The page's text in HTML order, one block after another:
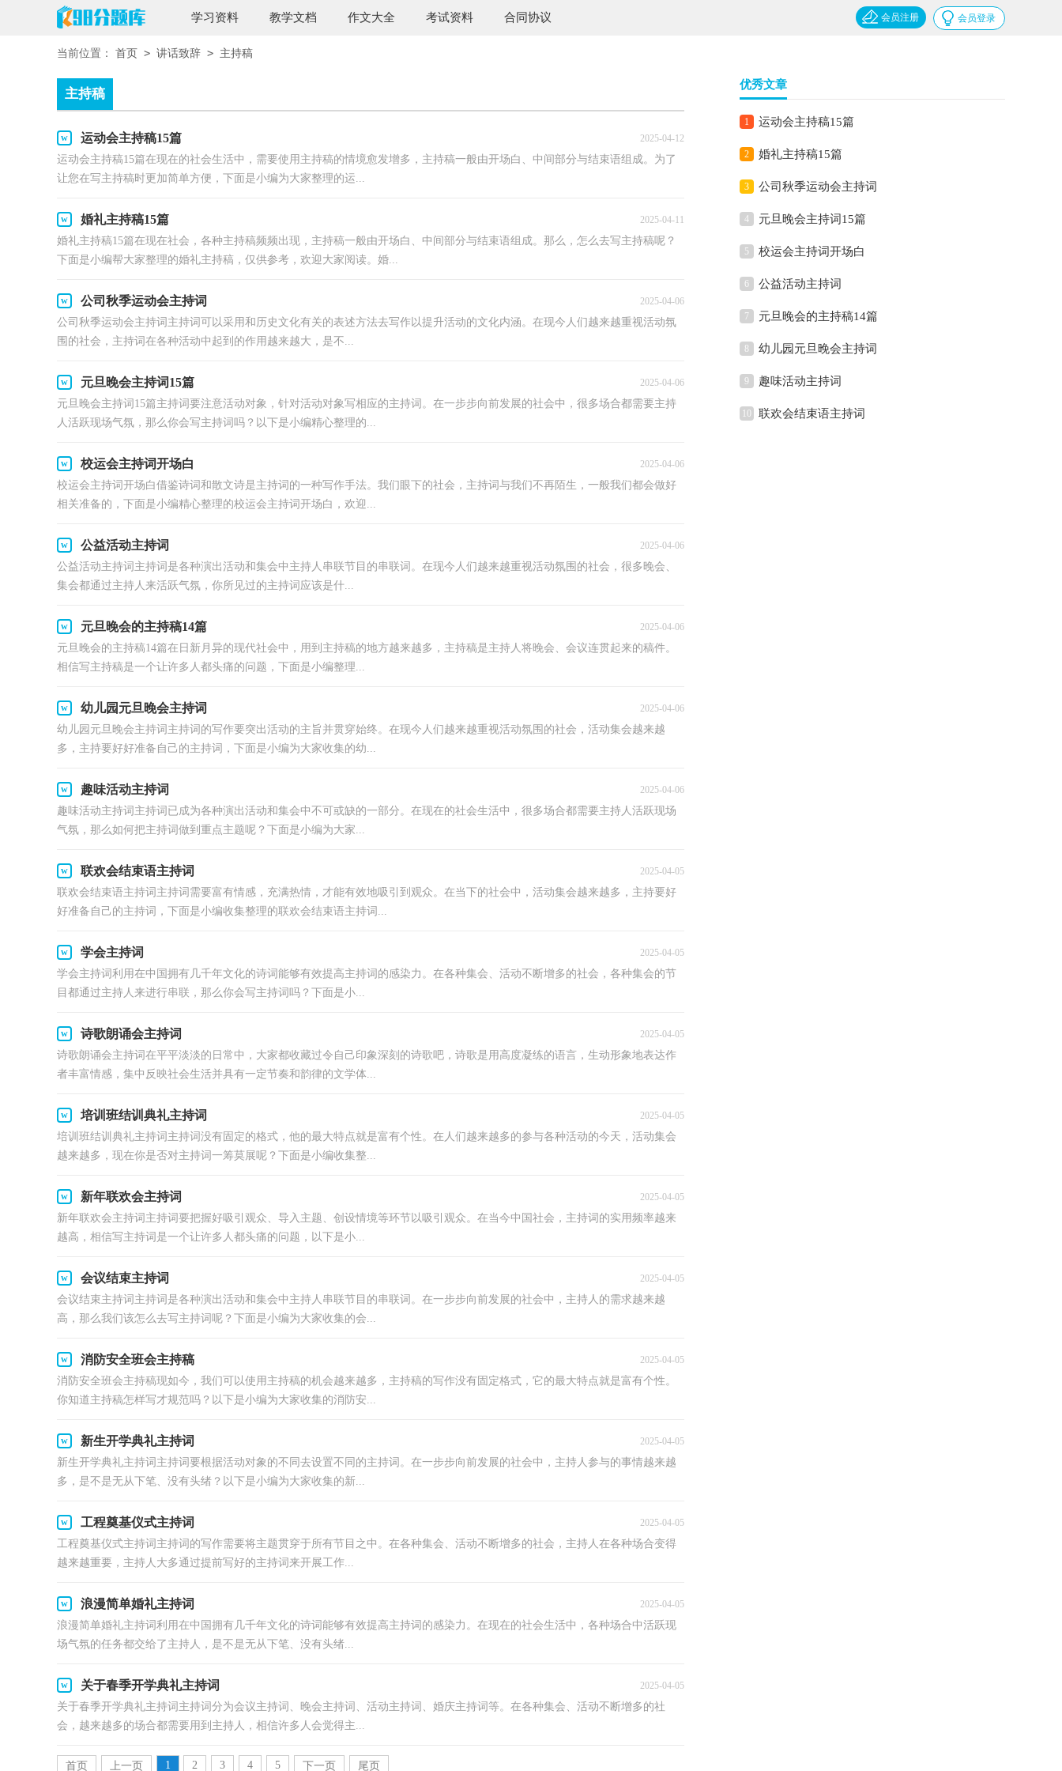
学习资料 教学文档 作文大全 考试资料 合同协议 会员登录
会员注册
当前位置： 首页 > 讲话致辞 > 主持稿
主持稿
运动会主持稿15篇 2025-04-12
运动会主持稿15篇在现在的社会生活中，需要使用主持稿的情境愈发增多，主持稿一般由开场白、中间部分与结束语组成。为了
让您在写主持稿时更加简单方便，下面是小编为大家整理的运...
婚礼主持稿15篇 2025-04-11
婚礼主持稿15篇在现在社会，各种主持稿频频出现，主持稿一般由开场白、中间部分与结束语组成。那么，怎么去写主持稿呢？
下面是小编帮大家整理的婚礼主持稿，仅供参考，欢迎大家阅读。婚...
公司秋季运动会主持词 2025-04-06
公司秋季运动会主持词主持词可以采用和历史文化有关的表述方法去写作以提升活动的文化内涵。在现今人们越来越重视活动氛
围的社会，主持词在各种活动中起到的作用越来越大，是不...
元旦晚会主持词15篇 2025-04-06
元旦晚会主持词15篇主持词要注意活动对象，针对活动对象写相应的主持词。在一步步向前发展的社会中，很多场合都需要主持
人活跃现场气氛，那么你会写主持词吗？以下是小编精心整理的...
校运会主持词开场白 2025-04-06
校运会主持词开场白借鉴诗词和散文诗是主持词的一种写作手法。我们眼下的社会，主持词与我们不再陌生，一般我们都会做好
相关准备的，下面是小编精心整理的校运会主持词开场白，欢迎...
公益活动主持词 2025-04-06
公益活动主持词主持词是各种演出活动和集会中主持人串联节目的串联词。在现今人们越来越重视活动氛围的社会，很多晚会、
集会都通过主持人来活跃气氛，你所见过的主持词应该是什...
元旦晚会的主持稿14篇 2025-04-06
元旦晚会的主持稿14篇在日新月异的现代社会中，用到主持稿的地方越来越多，主持稿是主持人将晚会、会议连贯起来的稿件。
相信写主持稿是一个让许多人都头痛的问题，下面是小编整理...
幼儿园元旦晚会主持词 2025-04-06
幼儿园元旦晚会主持词主持词的写作要突出活动的主旨并贯穿始终。在现今人们越来越重视活动氛围的社会，活动集会越来越
多，主持要好好准备自己的主持词，下面是小编为大家收集的幼...
趣味活动主持词 2025-04-06
趣味活动主持词主持词已成为各种演出活动和集会中不可或缺的一部分。在现在的社会生活中，很多场合都需要主持人活跃现场
气氛，那么如何把主持词做到重点主题呢？下面是小编为大家...
联欢会结束语主持词 2025-04-05
联欢会结束语主持词主持词需要富有情感，充满热情，才能有效地吸引到观众。在当下的社会中，活动集会越来越多，主持要好
好准备自己的主持词，下面是小编收集整理的联欢会结束语主持词...
学会主持词 2025-04-05
学会主持词利用在中国拥有几千年文化的诗词能够有效提高主持词的感染力。在各种集会、活动不断增多的社会，各种集会的节
目都通过主持人来进行串联，那么你会写主持词吗？下面是小...
诗歌朗诵会主持词 2025-04-05
诗歌朗诵会主持词在平平淡淡的日常中，大家都收藏过令自己印象深刻的诗歌吧，诗歌是用高度凝练的语言，生动形象地表达作
者丰富情感，集中反映社会生活并具有一定节奏和韵律的文学体...
培训班结训典礼主持词 2025-04-05
培训班结训典礼主持词主持词没有固定的格式，他的最大特点就是富有个性。在人们越来越多的参与各种活动的今天，活动集会
越来越多，现在你是否对主持词一筹莫展呢？下面是小编收集整...
新年联欢会主持词 2025-04-05
新年联欢会主持词主持词要把握好吸引观众、导入主题、创设情境等环节以吸引观众。在当今中国社会，主持词的实用频率越来
越高，相信写主持词是一个让许多人都头痛的问题，以下是小...
会议结束主持词 2025-04-05
会议结束主持词主持词是各种演出活动和集会中主持人串联节目的串联词。在一步步向前发展的社会中，主持人的需求越来越
高，那么我们该怎么去写主持词呢？下面是小编为大家收集的会...
消防安全班会主持稿 2025-04-05
消防安全班会主持稿现如今，我们可以使用主持稿的机会越来越多，主持稿的写作没有固定格式，它的最大特点就是富有个性。
你知道主持稿怎样写才规范吗？以下是小编为大家收集的消防安...
新生开学典礼主持词 2025-04-05
新生开学典礼主持词主持词要根据活动对象的不同去设置不同的主持词。在一步步向前发展的社会中，主持人参与的事情越来越
多，是不是无从下笔、没有头绪？以下是小编为大家收集的新...
工程奠基仪式主持词 2025-04-05
工程奠基仪式主持词主持词的写作需要将主题贯穿于所有节目之中。在各种集会、活动不断增多的社会，主持人在各种场合变得
越来越重要，主持人大多通过提前写好的主持词来开展工作...
浪漫简单婚礼主持词 2025-04-05
浪漫简单婚礼主持词利用在中国拥有几千年文化的诗词能够有效提高主持词的感染力。在现在的社会生活中，各种场合中活跃现
场气氛的任务都交给了主持人，是不是无从下笔、没有头绪...
关于春季开学典礼主持词 2025-04-05
关于春季开学典礼主持词主持词分为会议主持词、晚会主持词、活动主持词、婚庆主持词等。在各种集会、活动不断增多的社
会，越来越多的场合都需要用到主持人，相信许多人会觉得主...
首页 上一页 1 2 3 4 5 下一页 尾页
优秀文章
1 运动会主持稿15篇
2 婚礼主持稿15篇
3 公司秋季运动会主持词
4 元旦晚会主持词15篇
5 校运会主持词开场白
6 公益活动主持词
7 元旦晚会的主持稿14篇
8 幼儿园元旦晚会主持词
9 趣味活动主持词
10 联欢会结束语主持词